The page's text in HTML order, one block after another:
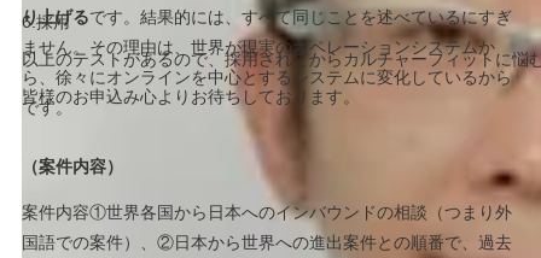
6.採用
以上のテストがあるので、採用されてからカルチャーフィットに悩
皆様のお申込み心よりお待ちしております。
り上げるです。結果的には、すべて同じことを述べているにすぎ
ません。その理由は、世界が現実のオペレーションシステムか
ら、徐々にオンラインを中心とするシステムに変化しているから
です。
（案件内容）
案件内容①世界各国から日本へのインバウンドの相談（つまり外
国語での案件）、②日本から世界への進出案件との順番で、過去